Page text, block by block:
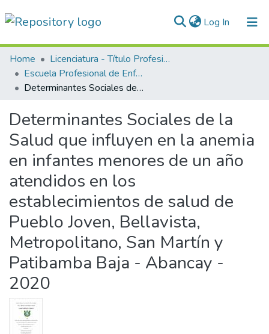
Log In (current)
Communities & Collections
All of DSpace
Normativas
Home
Licenciatura - Título Profesional
Escuela Profesional de Enfermería
Determinantes Sociales de la Salud que influyen en la anemia en infantes menores de un año atendidos en los establecimientos de salud de Pueblo Joven, Bellavista, Metropolitano, San Martín y Patibamba Baja - Abancay - 2020
Determinantes Sociales de la
Salud que influyen en la anemia
en infantes menores de un año
atendidos en los
establecimientos de salud de
Pueblo Joven, Bellavista,
Metropolitano, San Martín y
Patibamba Baja - Abancay -
2020